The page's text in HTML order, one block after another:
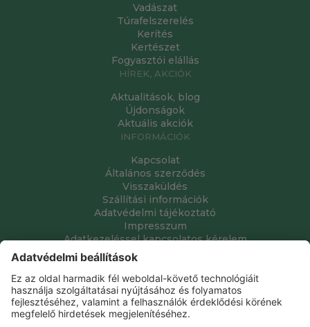
Vadászat
Túrafelszerelés
Kerítés
Kertészet
Fogyasztói elállás
HÍREK, AKCIÓK
Aktualitások, blog
Újdonságok
Aktuális akciók
INFORMÁCIÓK
Kapcsolat
Általános szerződés
Visszaküldés
Szállítási információk
Adatvédelmi tájékoztató
Impresszum
Adatkezeléssel kapcsolatos kérelem